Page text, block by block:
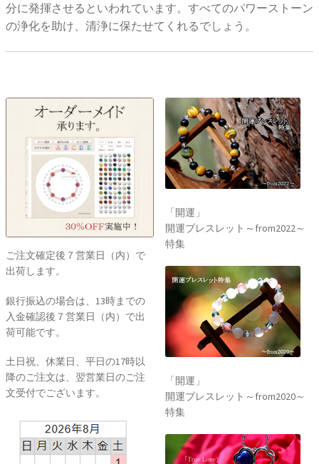
分に発揮させるといわれています。すべてのパワーストーン
の浄化を助け、清浄に保たせてくれるでしょう。
ご注文確定後７営業日（内）で
出荷します。
銀行振込の場合は、13時までの
入金確認後７営業日（内）で出
荷可能です。
土日祝、休業日、平日の17時以
降のご注文は、翌営業日のご注
文受付でございます。
「開運」
開運ブレスレット～from2022～
特集
「開運」
開運ブレスレット～from2020～
特集